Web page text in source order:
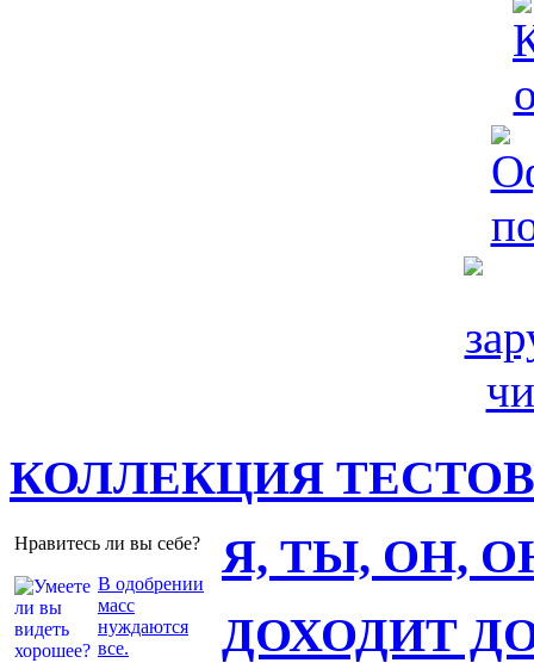
КОЛЛЕКЦИЯ ТЕСТОВ
Нравитесь ли вы себе?
В одобрении
масс
нуждаются
все.
Я, ТЫ, ОН,
ДОХОДИТ